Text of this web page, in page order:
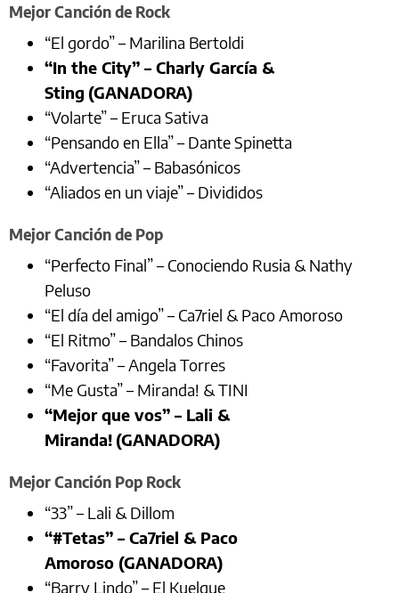
Mejor Canción de Rock
“El gordo” – Marilina Bertoldi
“In the City” – Charly García &
Sting (GANADORA)
“Volarte” – Eruca Sativa
“Pensando en Ella” – Dante Spinetta
“Advertencia” – Babasónicos
“Aliados en un viaje” – Divididos
Mejor Canción de Pop
“Perfecto Final” – Conociendo Rusia & Nathy
Peluso
“El día del amigo” – Ca7riel & Paco Amoroso
“El Ritmo” – Bandalos Chinos
“Favorita” – Angela Torres
“Me Gusta” – Miranda! & TINI
“Mejor que vos” – Lali &
Miranda! (GANADORA)
Mejor Canción Pop Rock
“33” – Lali & Dillom
“#Tetas” – Ca7riel & Paco
Amoroso (GANADORA)
“Barry Lindo” – El Kuelgue